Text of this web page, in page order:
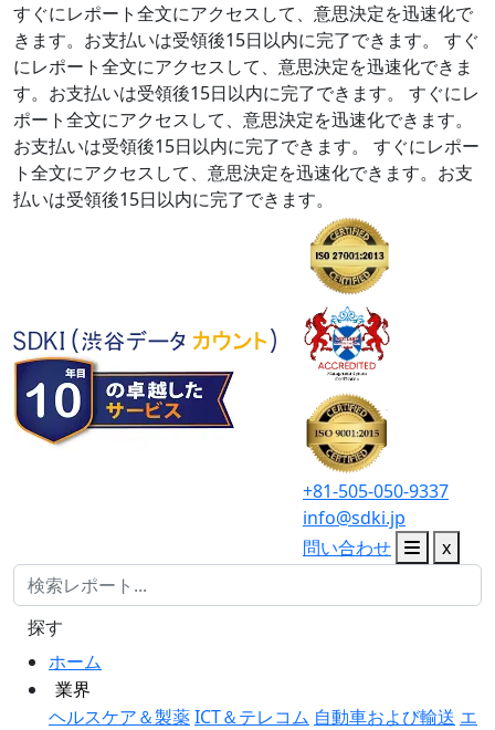
すぐにレポート全文にアクセスして、意思決定を迅速化で
きます。お支払いは受領後15日以内に完了できます。
すぐ
にレポート全文にアクセスして、意思決定を迅速化できま
す。お支払いは受領後15日以内に完了できます。
すぐにレ
ポート全文にアクセスして、意思決定を迅速化できます。
お支払いは受領後15日以内に完了できます。
すぐにレポー
ト全文にアクセスして、意思決定を迅速化できます。お支
払いは受領後15日以内に完了できます。
+81-505-050-9337
info@sdki.jp
問い合わせ
x
ホーム
業界
ヘルスケア＆製薬ICT＆テレコム 自動車および輸送 エ
探す